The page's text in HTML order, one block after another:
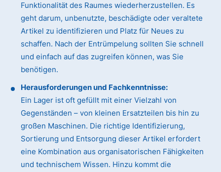
Funktionalität des Raumes wiederherzustellen. Es
geht darum, unbenutzte, beschädigte oder veraltete
Artikel zu identifizieren und Platz für Neues zu
schaffen. Nach der Entrümpelung sollten Sie schnell
und einfach auf das zugreifen können, was Sie
benötigen.
Herausforderungen und Fachkenntnisse:
Ein Lager ist oft gefüllt mit einer Vielzahl von
Gegenständen – von kleinen Ersatzteilen bis hin zu
großen Maschinen. Die richtige Identifizierung,
Sortierung und Entsorgung dieser Artikel erfordert
eine Kombination aus organisatorischen Fähigkeiten
und technischem Wissen. Hinzu kommt die